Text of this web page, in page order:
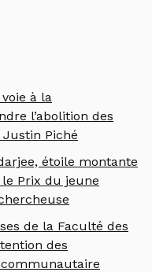
à la
l’abolition des
Piché
étoile montante
Prix du jeune
de la Faculté des
des